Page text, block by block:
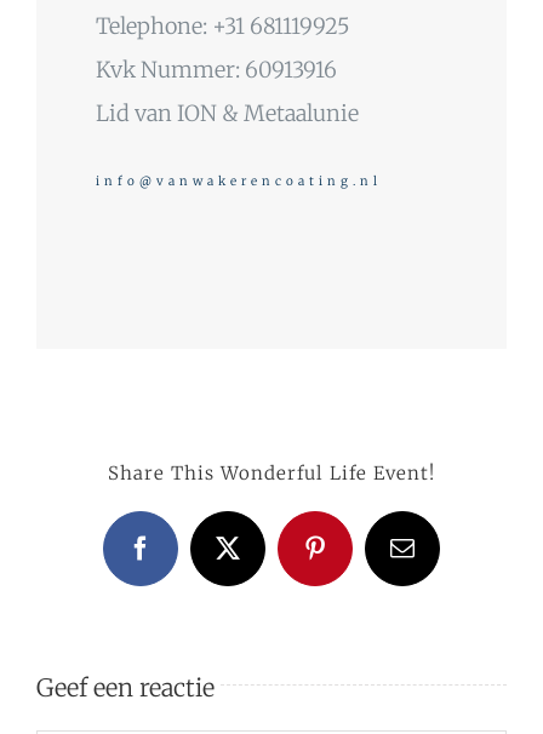
Telephone: +31 681119925
Kvk Nummer: 60913916
Lid van ION & Metaalunie
info@vanwakerencoating.nl
Share This Wonderful Life Event!
FacebookX PinterestE-
mail
Geef een reactie